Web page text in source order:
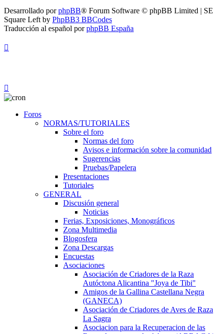
Desarrollado porphpBB® Forum Software © phpBB Limited | SE
Square Left by PhpBB3 BBCodes
Traducción al español porphpBB España
Foros
NORMAS/TUTORIALES
Sobre el foro
Normas del foro
Avisos e información sobre la comunidad
Sugerencias
Pruebas/Papelera
Presentaciones
Tutoriales
GENERAL
Discusión general
Noticias
Ferias, Exposiciones, Monográficos
Zona Multimedia
Blogosfera
Zona Descargas
Encuestas
Asociaciones
Asociación de Criadores de la Raza
Autóctona Alicantina "Joya de Tibi"
Amigos de la Gallina Castellana Negra
(GANECA)
Asociación de Criadores de Aves de Raza
La Sagra
Asociacion para la Recuperacion de las